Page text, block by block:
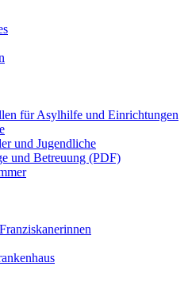
für Asylhilfe und Einrichtungen
und Jugendliche
und Betreuung (PDF)